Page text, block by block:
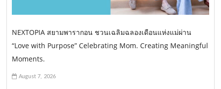
NEXTOPIA สยามพารากอน ชวนเฉลิมฉลองเดือนแห่งแม่ผ่าน
“Love with Purpose” Celebrating Mom. Creating Meaningful
Moments.
August 7, 2026